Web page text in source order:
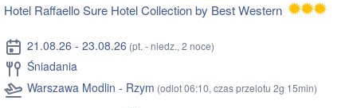
Hotel Raffaello Sure Hotel Collection by Best Western
21.08.26 - 23.08.26 (pt. - niedz., 2 noce)
Śniadania
Warszawa Modlin - Rzym (odlot 06:10, czas przelotu 2g 15min)